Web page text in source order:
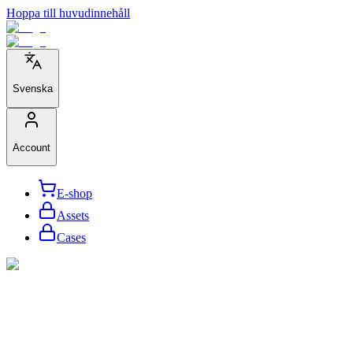
Hoppa till huvudinnehåll
Svenska
Account
E-shop
Assets
Cases